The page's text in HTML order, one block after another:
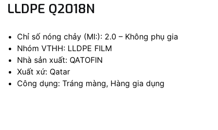
LLDPE Q2018N
Chỉ số nóng chảy (MI:): 2.0 – Không phụ gia
Nhóm VTHH: LLDPE FILM
Nhà sản xuất: QATOFIN
Xuất xứ: Qatar
Công dụng: Tráng màng, Hàng gia dụng